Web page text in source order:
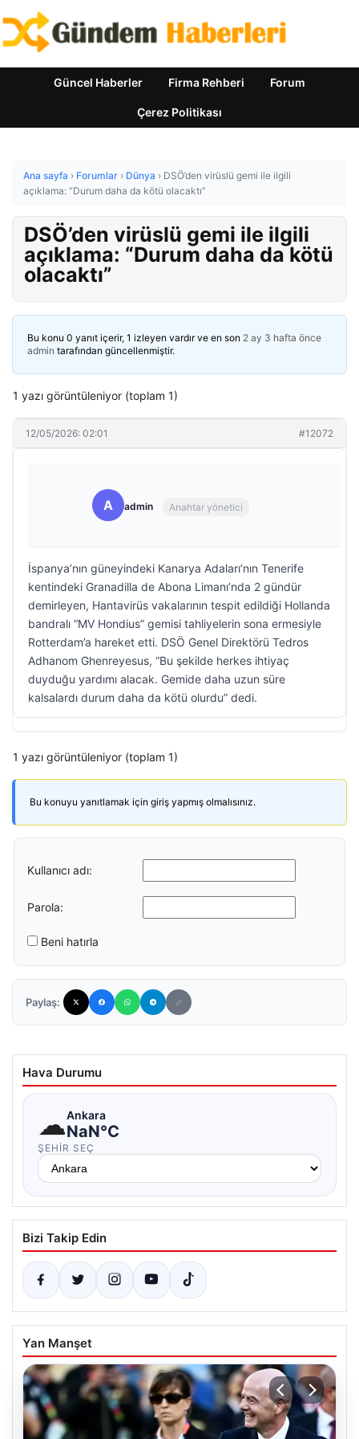
Güncel Haberler Firma Rehberi Forum
Çerez Politikası
Ana sayfa › Forumlar › Dünya › DSÖ’den virüslü gemi ile ilgili
açıklama: “Durum daha da kötü olacaktı”
DSÖ’den virüslü gemi ile ilgili
açıklama: “Durum daha da kötü
olacaktı”
Bu konu 0 yanıt içerir, 1 izleyen vardır ve en son 2 ay 3 hafta önce
admin tarafından güncellenmiştir.
1 yazı görüntüleniyor (toplam 1)
12/05/2026: 02:01 #12072
A admin Anahtar yönetici
İspanya’nın güneyindeki Kanarya Adaları’nın Tenerife
kentindeki Granadilla de Abona Limanı’nda 2 gündür
demirleyen, Hantavirüs vakalarının tespit edildiği Hollanda
bandralı “MV Hondius” gemisi tahliyelerin sona ermesiyle
Rotterdam’a hareket etti. DSÖ Genel Direktörü Tedros
Adhanom Ghenreyesus, “Bu şekilde herkes ihtiyaç
duyduğu yardımı alacak. Gemide daha uzun süre
kalsalardı durum daha da kötü olurdu” dedi.
1 yazı görüntüleniyor (toplam 1)
Bu konuyu yanıtlamak için giriş yapmış olmalısınız.
Kullanıcı adı:
Parola:
Beni hatırla
Paylaş:
Hava Durumu
☁Ankara
NaN°C
ŞEHIR SEÇ
Bizi Takip Edin
Yan Manşet